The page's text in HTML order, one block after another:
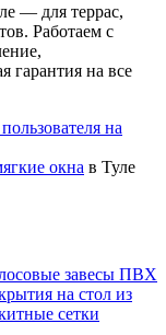
— для террас,
Работаем с
гарантия на все
на
окна в Туле
завесы ПВХ
на стол из
сетки